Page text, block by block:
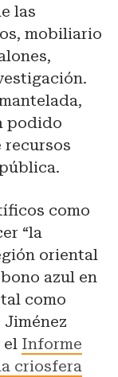
las
mobiliario
podido
recursos
como
“la
oriental
azul en
como
el Informe
criosfera